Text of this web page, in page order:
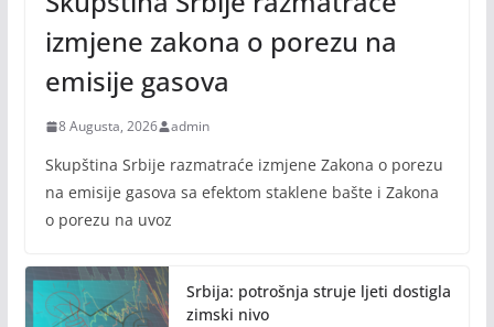
izmjene zakona o porezu na
emisije gasova
8 Augusta, 2026 admin
Skupština Srbije razmatraće izmjene Zakona o porezu
na emisije gasova sa efektom staklene bašte i Zakona
o porezu na uvoz
Srbija: potrošnja struje ljeti dostigla
zimski nivo